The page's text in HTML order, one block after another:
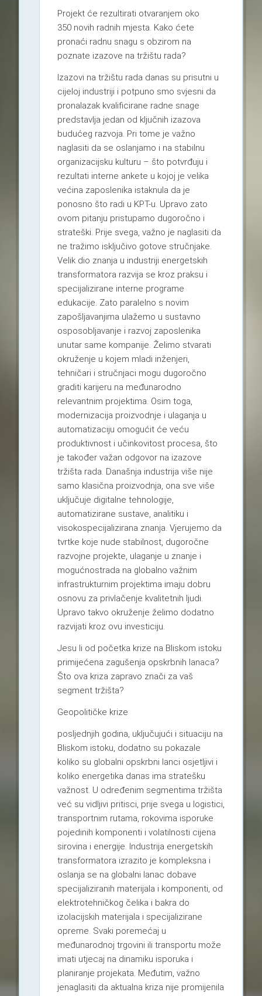
Projekt će rezultirati otvaranjem oko
350 novih radnih mjesta. Kako ćete
pronaći radnu snagu s obzirom na
poznate izazove na tržištu rada?
Izazovi na tržištu rada danas su prisutni u
cijeloj industriji i potpuno smo svjesni da
pronalazak kvalificirane radne snage
predstavlja jedan od ključnih izazova
budućeg razvoja. Pri tome je važno
naglasiti da se oslanjamo i na stabilnu
organizacijsku kulturu – što potvrđuju i
rezultati interne ankete u kojoj je velika
većina zaposlenika istaknula da je
ponosno što radi u KPT-u. Upravo zato
ovom pitanju pristupamo dugoročno i
strateški. Prije svega, važno je naglasiti da
ne tražimo isključivo gotove stručnjake.
Velik dio znanja u industriji energetskih
transformatora razvija se kroz praksu i
specijalizirane interne programe
edukacije. Zato paralelno s novim
zapošljavanjima ulažemo u sustavno
osposobljavanje i razvoj zaposlenika
unutar same kompanije. Želimo stvarati
okruženje u kojem mladi inženjeri,
tehničari i stručnjaci mogu dugoročno
graditi karijeru na međunarodno
relevantnim projektima. Osim toga,
modernizacija proizvodnje i ulaganja u
automatizaciju omogućit će veću
produktivnost i učinkovitost procesa, što
je također važan odgovor na izazove
tržišta rada. Današnja industrija više nije
samo klasična proizvodnja, ona sve više
uključuje digitalne tehnologije,
automatizirane sustave, analitiku i
visokospecijalizirana znanja. Vjerujemo da
tvrtke koje nude stabilnost, dugoročne
razvojne projekte, ulaganje u znanje i
mogućnostrada na globalno važnim
infrastrukturnim projektima imaju dobru
osnovu za privlačenje kvalitetnih ljudi.
Upravo takvo okruženje želimo dodatno
razvijati kroz ovu investiciju.
Jesu li od početka krize na Bliskom istoku
primijećena zagušenja opskrbnih lanaca?
Što ova kriza zapravo znači za vaš
segment tržišta?
Geopolitičke krize
posljednjih godina, uključujući i situaciju na
Bliskom istoku, dodatno su pokazale
koliko su globalni opskrbni lanci osjetljivi i
koliko energetika danas ima stratešku
važnost. U određenim segmentima tržišta
već su vidljivi pritisci, prije svega u logistici,
transportnim rutama, rokovima isporuke
pojedinih komponenti i volatilnosti cijena
sirovina i energije. Industrija energetskih
transformatora izrazito je kompleksna i
oslanja se na globalni lanac dobave
specijaliziranih materijala i komponenti, od
elektrotehničkog čelika i bakra do
izolacijskih materijala i specijalizirane
opreme. Svaki poremećaj u
međunarodnoj trgovini ili transportu može
imati utjecaj na dinamiku isporuka i
planiranje projekata. Međutim, važno
jenaglasiti da aktualna kriza nije promijenila